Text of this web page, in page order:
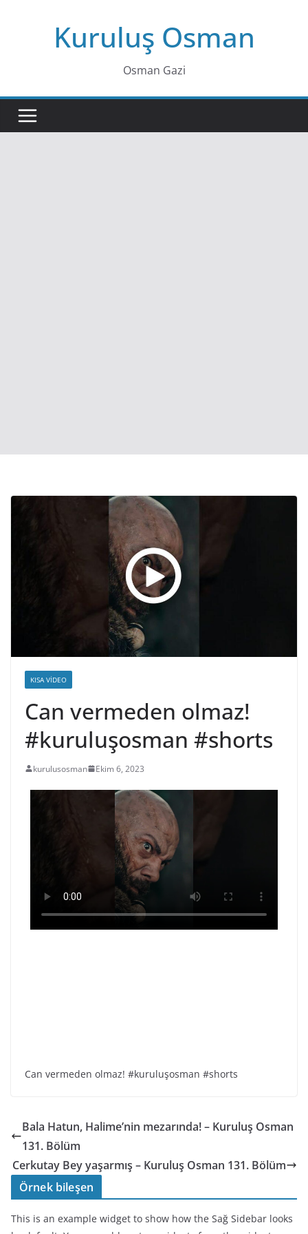
Kuruluş Osman
Osman Gazi
KISA VIDEO
Can vermeden olmaz!
#kuruluşosman #shorts
kurulusosman Ekim 6, 2023
Can vermeden olmaz! #kuruluşosman #shorts
Bala Hatun, Halime’nin mezarında! – Kuruluş Osman
131. Bölüm
Cerkutay Bey yaşarmış – Kuruluş Osman 131. Bölüm
Örnek bileşen
This is an example widget to show how the Sağ Sidebar looks